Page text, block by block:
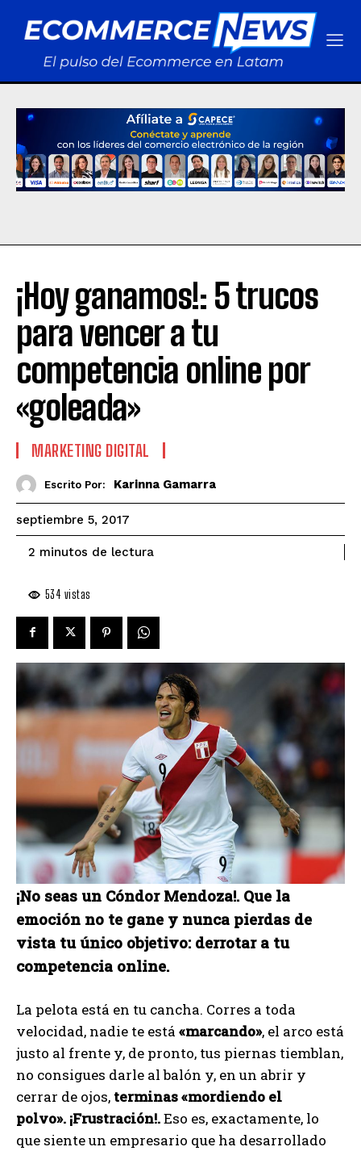
¡Hoy ganamos!: 5 trucos
para vencer a tu
competencia online por
«goleada»
MARKETING DIGITAL
Escrito Por: Karinna Gamarra
septiembre 5, 2017
2 minutos de lectura
534 vistas
¡No seas un Cóndor Mendoza!. Que la
emoción no te gane y nunca pierdas de
vista tu único objetivo: derrotar a tu
competencia online.
La pelota está en tu cancha. Corres a toda
velocidad, nadie te está «marcando», el arco está
justo al frente y, de pronto, tus piernas tiemblan,
no consigues darle al balón y, en un abrir y
cerrar de ojos, terminas «mordiendo el
polvo». ¡Frustración!.Eso es, exactamente, lo
que siente un empresario que ha desarrollado